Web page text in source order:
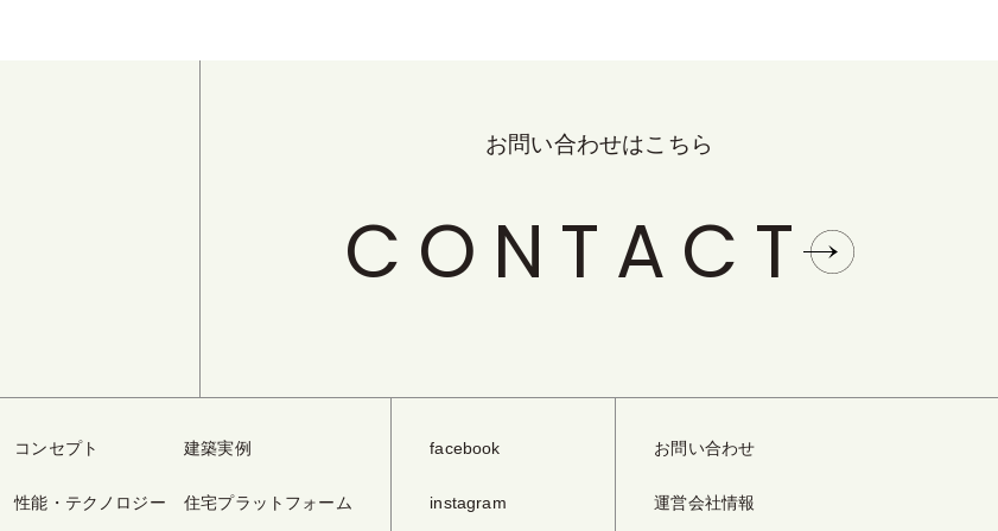
お問い合わせはこちら
CONTACT
コンセプト
性能・テクノロジー
建築実例
住宅プラットフォーム
facebook
instagram
お問い合わせ
運営会社情報